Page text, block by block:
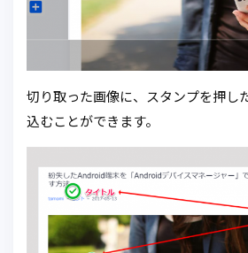
切り取った画像に、スタンプを押し
込むことができます。